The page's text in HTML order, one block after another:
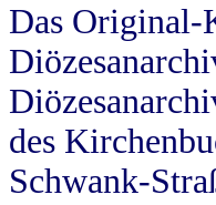
Das Original-
des
Schwank-